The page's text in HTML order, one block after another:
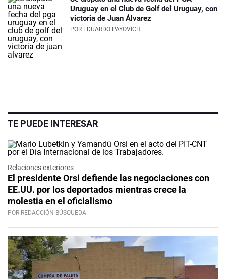
Uruguay en el Club de Golf del Uruguay, con
victoria de Juan Álvarez
POR EDUARDO PAYOVICH
TE PUEDE INTERESAR
Relaciones exteriores
El presidente Orsi defiende las negociaciones con
EE.UU. por los deportados mientras crece la
molestia en el oficialismo
POR REDACCIÓN BÚSQUEDA